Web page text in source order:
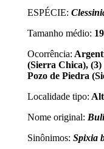
ESPÉCIE:
Tamanho médio:
Ocorrência:
(Sierra Chica), (3)
Pozo de Piedra
Localidade tipo:
Nome original:
Sinônimos: Spixia